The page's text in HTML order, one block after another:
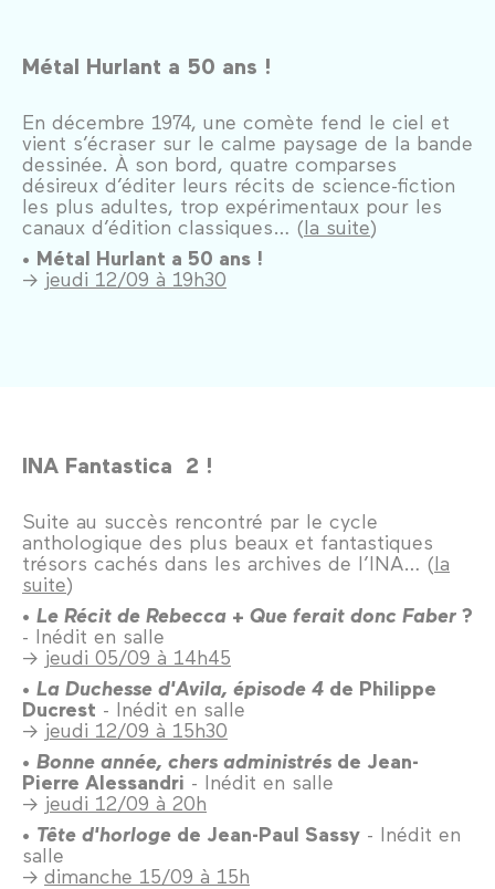
Métal Hurlant a 50 ans !
En décembre 1974, une comète fend le ciel et
vient s’écraser sur le calme paysage de la bande
dessinée. À son bord, quatre comparses
désireux d’éditer leurs récits de science-fiction
les plus adultes, trop expérimentaux pour les
canaux d’édition classiques… (la suite)
• Métal Hurlant a 50 ans !
→ jeudi 12/09 à 19h30
INA Fantastica 2 !
Suite au succès rencontré par le cycle
anthologique des plus beaux et fantastiques
trésors cachés dans les archives de l’INA… (la
suite)
• Le Récit de Rebecca + Que ferait donc Faber ?
- Inédit en salle
→ jeudi 05/09 à 14h45
• La Duchesse d'Avila, épisode 4 de Philippe
Ducrest - Inédit en salle
→ jeudi 12/09 à 15h30
• Bonne année, chers administrés de Jean-
Pierre Alessandri - Inédit en salle
→ jeudi 12/09 à 20h
• Tête d'horloge de Jean-Paul Sassy - Inédit en
salle
→ dimanche 15/09 à 15h